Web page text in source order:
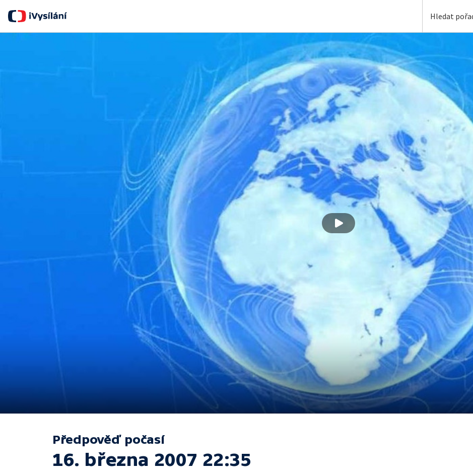
Předpověď počasí
16. března 2007 22:35